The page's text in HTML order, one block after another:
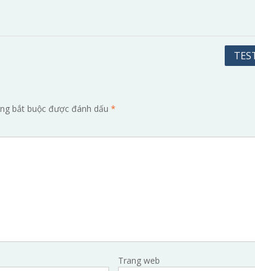
bắt buộc được đánh dấu *
Trang web